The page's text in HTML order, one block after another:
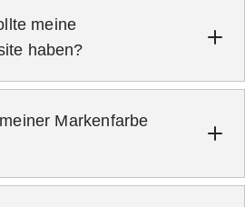
meine
haben?
Markenfarbe